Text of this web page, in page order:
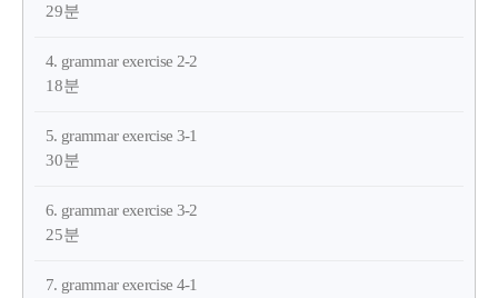
29분
4. grammar exercise 2-2
18분
5. grammar exercise 3-1
30분
6. grammar exercise 3-2
25분
7. grammar exercise 4-1